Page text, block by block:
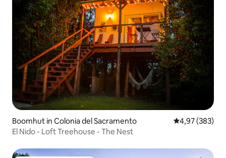
Boomhut in Colonia del Sacramento Gemiddelde
4,97 (383)
El Nido - Loft Treehouse - The Nest